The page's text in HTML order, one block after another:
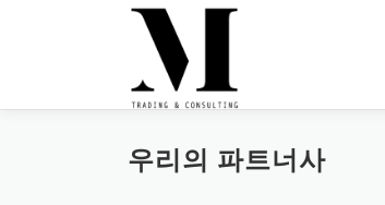
우리의 파트너사